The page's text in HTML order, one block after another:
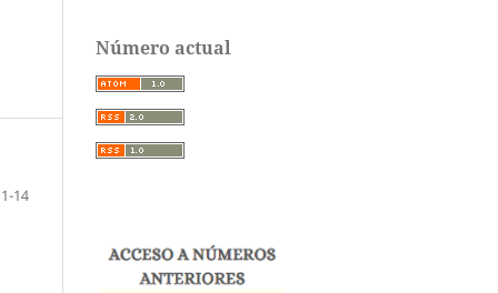
1-14
Número actual